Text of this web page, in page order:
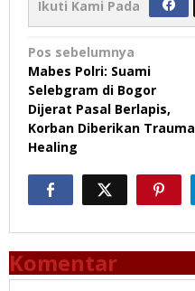
Ikuti Kami Pada
Navigasi
pos
Pos sebelumnya
Mabes Polri: Suami
Selebgram di Bogor
Dijerat Pasal Berlapis,
Korban Diberikan Trauma
Healing
Komentar